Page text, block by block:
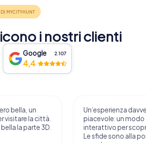
i nostri clienti
Google 2.107
4,4
bella, un
visitare la città.
la parte 3D.
Un’esperienza
piacevole: un modo
interattivo per
Le sfide sono alla